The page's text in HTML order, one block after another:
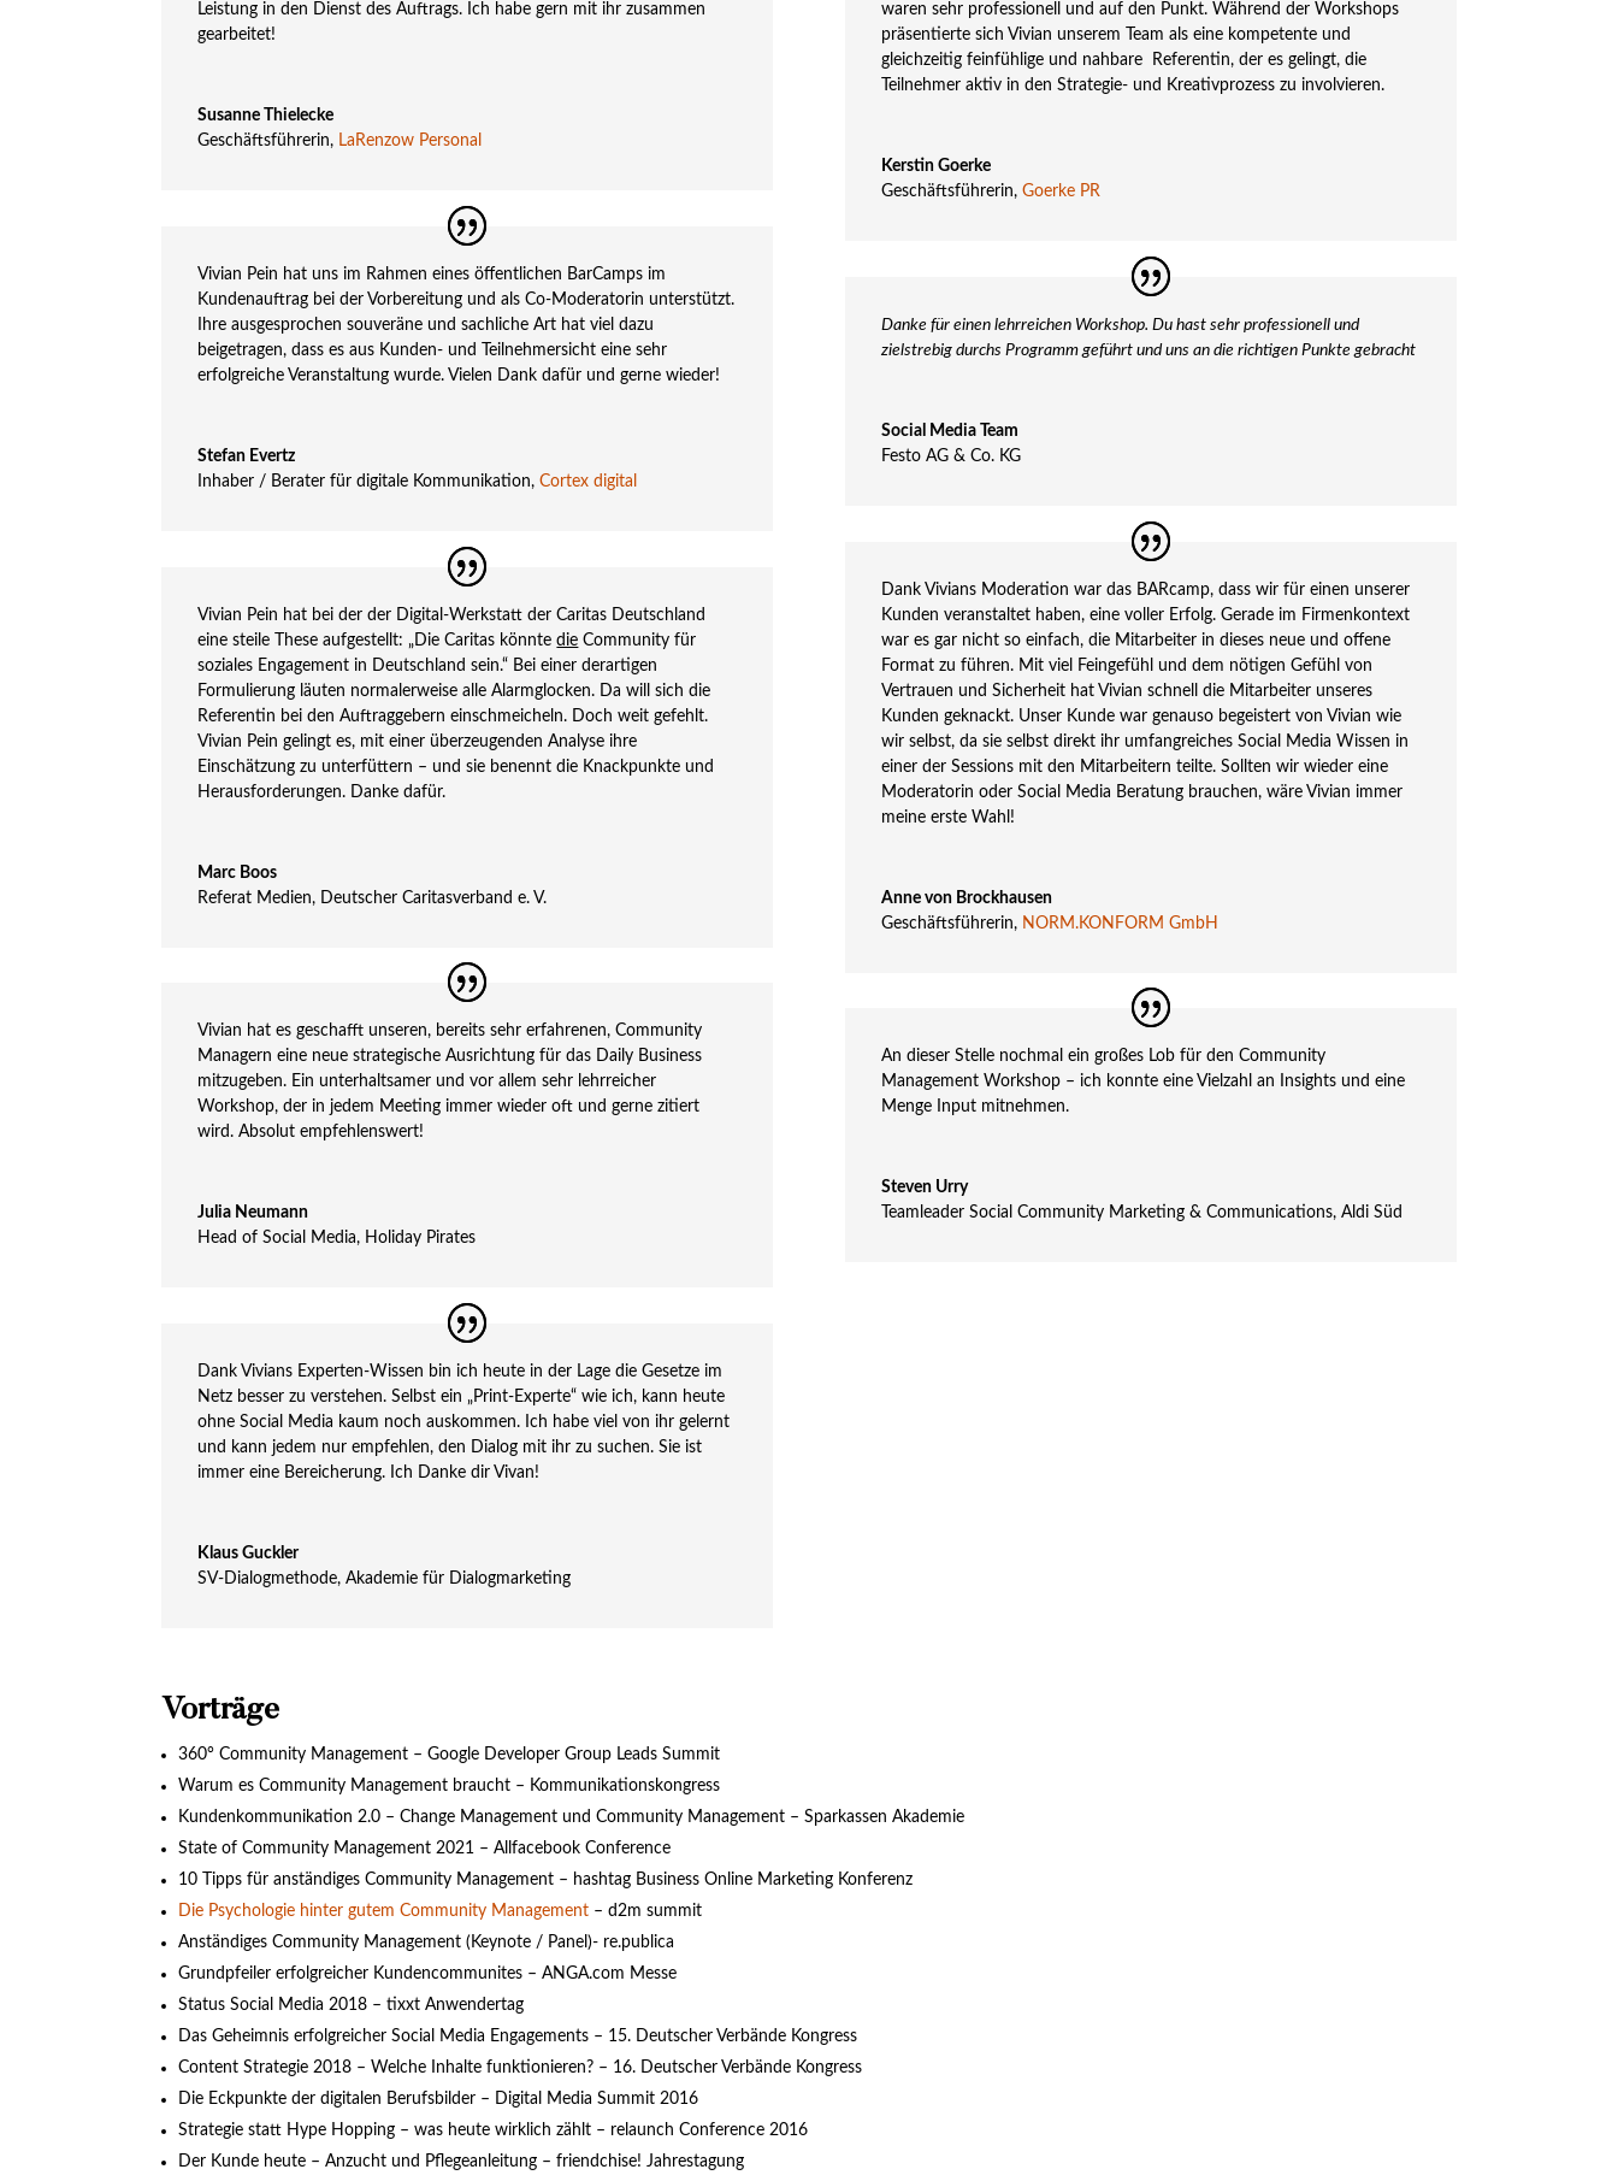
Leistung in den Dienst des Auftrags. Ich habe gern mit ihr zusammen
gearbeitet!
Susanne Thielecke
Geschäftsführerin, LaRenzow Personal
Vivian Pein hat uns im Rahmen eines öffentlichen BarCamps im
Kundenauftrag bei der Vorbereitung und als Co-Moderatorin unterstützt.
Ihre ausgesprochen souveräne und sachliche Art hat viel dazu
beigetragen, dass es aus Kunden- und Teilnehmersicht eine sehr
erfolgreiche Veranstaltung wurde. Vielen Dank dafür und gerne wieder!
Stefan Evertz
Inhaber / Berater für digitale Kommunikation, Cortex digital
Vivian Pein hat bei der der Digital-Werkstatt der Caritas Deutschland
eine steile These aufgestellt: „Die Caritas könntedie Community für
soziales Engagement in Deutschland sein.“ Bei einer derartigen
Formulierung läuten normalerweise alle Alarmglocken. Da will sich die
Referentin bei den Auftraggebern einschmeicheln. Doch weit gefehlt.
Vivian Pein gelingt es, mit einer überzeugenden Analyse ihre
Einschätzung zu unterfüttern – und sie benennt die Knackpunkte und
Herausforderungen. Danke dafür.
Marc Boos
Referat Medien, Deutscher Caritasverband e. V.
Vivian hat es geschafft unseren, bereits sehr erfahrenen, Community
Managern eine neue strategische Ausrichtung für das Daily Business
mitzugeben. Ein unterhaltsamer und vor allem sehr lehrreicher
Workshop, der in jedem Meeting immer wieder oft und gerne zitiert
wird. Absolut empfehlenswert!
Julia Neumann
Head of Social Media, Holiday Pirates
Dank Vivians Experten-Wissen bin ich heute in der Lage die Gesetze im
Netz besser zu verstehen. Selbst ein „Print-Experte“ wie ich, kann heute
ohne Social Media kaum noch auskommen. Ich habe viel von ihr gelernt
und kann jedem nur empfehlen, den Dialog mit ihr zu suchen. Sie ist
immer eine Bereicherung. Ich Danke dir Vivan!
Klaus Guckler
SV-Dialogmethode, Akademie für Dialogmarketing
waren sehr professionell und auf den Punkt. Während der Workshops
präsentierte sich Vivian unserem Team als eine kompetente und
gleichzeitig feinfühlige und nahbare Referentin, der es gelingt, die
Teilnehmer aktiv in den Strategie- und Kreativprozess zu involvieren.
Kerstin Goerke
Geschäftsführerin, Goerke PR
Danke für einen lehrreichen Workshop. Du hast sehr professionell und
zielstrebig durchs Programm geführt und uns an die richtigen Punkte gebracht
Social Media Team
Festo AG & Co. KG
Dank Vivians Moderation war das BARcamp, dass wir für einen unserer
Kunden veranstaltet haben, eine voller Erfolg. Gerade im Firmenkontext
war es gar nicht so einfach, die Mitarbeiter in dieses neue und offene
Format zu führen. Mit viel Feingefühl und dem nötigen Gefühl von
Vertrauen und Sicherheit hat Vivian schnell die Mitarbeiter unseres
Kunden geknackt. Unser Kunde war genauso begeistert von Vivian wie
wir selbst, da sie selbst direkt ihr umfangreiches Social Media Wissen in
einer der Sessions mit den Mitarbeitern teilte. Sollten wir wieder eine
Moderatorin oder Social Media Beratung brauchen, wäre Vivian immer
meine erste Wahl!
Anne von Brockhausen
Geschäftsführerin, NORM.KONFORM GmbH
An dieser Stelle nochmal ein großes Lob für den Community
Management Workshop – ich konnte eine Vielzahl an Insights und eine
Menge Input mitnehmen.
Steven Urry
Teamleader Social Community Marketing & Communications, Aldi Süd
Vorträge
360° Community Management – Google Developer Group Leads Summit
Warum es Community Management braucht – Kommunikationskongress
Kundenkommunikation 2.0 – Change Management und Community Management – Sparkassen Akademie
State of Community Management 2021 – Allfacebook Conference
10 Tipps für anständiges Community Management – hashtag Business Online Marketing Konferenz
Die Psychologie hinter gutem Community Management – d2m summit
Anständiges Community Management (Keynote / Panel)- re.publica
Grundpfeiler erfolgreicher Kundencommunites – ANGA.com Messe
Status Social Media 2018 – tixxt Anwendertag
Das Geheimnis erfolgreicher Social Media Engagements – 15. Deutscher Verbände Kongress
Content Strategie 2018 – Welche Inhalte funktionieren? – 16. Deutscher Verbände Kongress
Die Eckpunkte der digitalen Berufsbilder – Digital Media Summit 2016
Strategie statt Hype Hopping – was heute wirklich zählt – relaunch Conference 2016
Der Kunde heute – Anzucht und Pflegeanleitung – friendchise! Jahrestagung